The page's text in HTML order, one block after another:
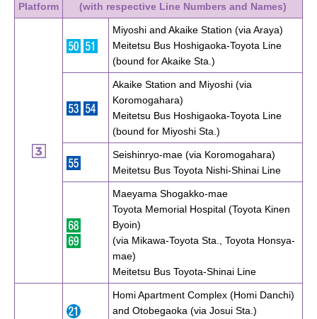
Platform
(with respective Line Numbers and Names)
Miyoshi and Akaike Station (via Araya)
Meitetsu Bus Hoshigaoka-Toyota Line
(bound for Akaike Sta.)
Akaike Station and Miyoshi (via
Koromogahara)
Meitetsu Bus Hoshigaoka-Toyota Line
(bound for Miyoshi Sta.)
Seishinryo-mae (via Koromogahara)
Meitetsu Bus Toyota Nishi-Shinai Line
Maeyama Shogakko-mae
Toyota Memorial Hospital (Toyota Kinen
Byoin)
(via Mikawa-Toyota Sta., Toyota Honsya-
mae)
Meitetsu Bus Toyota-Shinai Line
Homi Apartment Complex (Homi Danchi)
and Otobegaoka (via Josui Sta.)